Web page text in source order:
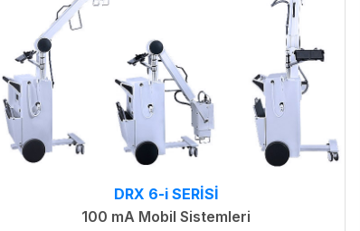
DRX 6-i SERİSİ
100 mA Mobil Sistemleri